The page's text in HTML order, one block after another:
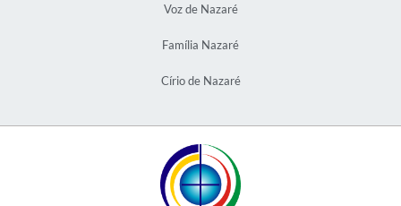
Voz de Nazaré
Família Nazaré
Círio de Nazaré